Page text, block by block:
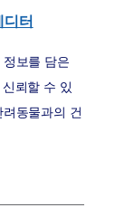
터
보를 담은
뢰할 수 있
동물과의 건